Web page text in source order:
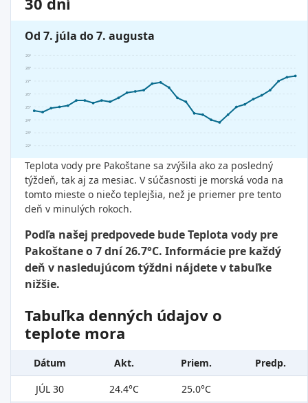
Od 7. júla do 7. augusta
22°
23°
24°
25°
26°
27°
28°
29°
Teplota vody pre Pakoštane sa zvýšila ako za posledný
týždeň, tak aj za mesiac. V súčasnosti je morská voda na
tomto mieste o niečo teplejšia, než je priemer pre tento
deň v minulých rokoch.
Podľa našej predpovede bude Teplota vody pre
Pakoštane o 7 dní 26.7°C. Informácie pre každý
deň v nasledujúcom týždni nájdete v tabuľke
nižšie.
Tabuľka denných údajov o
teplote mora
Dátum Akt. Priem.
Predp.
JÚL 30
24.4°C
25.0°C